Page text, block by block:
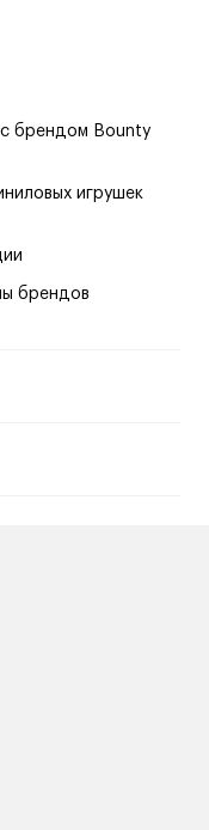
брендом Bounty
игрушек
брендов